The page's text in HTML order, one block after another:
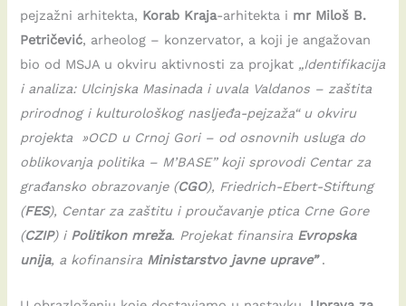
pejzažni arhitekta, Korab Kraja-arhitekta i mr Miloš B.
Petričević, arheolog – konzervator, a koji je angažovan
bio od MSJA u okviru aktivnosti za projkat „Identifikacija
i analiza: Ulcinjska Masinada i uvala Valdanos – zaštita
prirodnog i kulturološkog nasljeđa-pejzaža“ u okviru
projekta »OCD u Crnoj Gori – od osnovnih usluga do
oblikovanja politika – M’BASE” koji sprovodi Centar za
građansko obrazovanje (CGO), Friedrich-Ebert-Stiftung
(FES), Centar za zaštitu i proučavanje ptica Crne Gore
(CZIP) i Politikon mreža. Projekat finansira Evropska
unija, a kofinansira Ministarstvo javne uprave” .